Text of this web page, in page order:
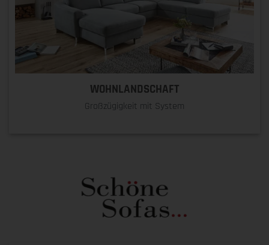
WOHNLANDSCHAFT
Großzügigkeit mit System